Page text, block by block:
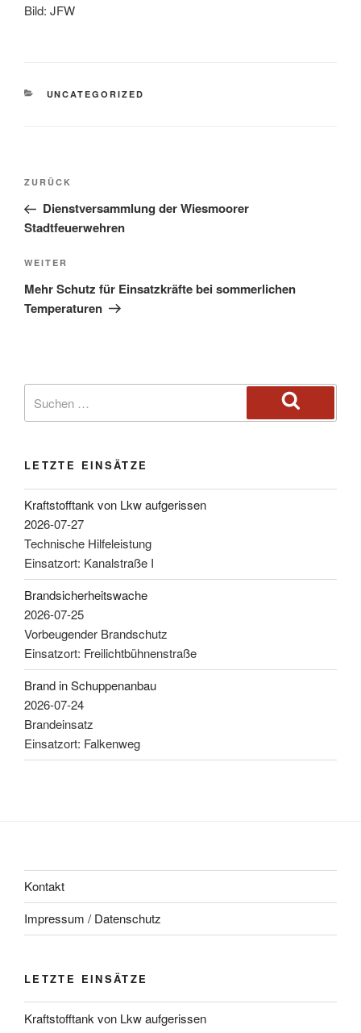
Bild: JFW
UNCATEGORIZED
ZURÜCK
Dienstversammlung der Wiesmoorer
Stadtfeuerwehren
WEITER
Mehr Schutz für Einsatzkräfte bei sommerlichen
Temperaturen
LETZTE EINSÄTZE
Kraftstofftank von Lkw aufgerissen
2026-07-27
Technische Hilfeleistung
Einsatzort: Kanalstraße I
Brandsicherheitswache
2026-07-25
Vorbeugender Brandschutz
Einsatzort: Freilichtbühnenstraße
Brand in Schuppenanbau
2026-07-24
Brandeinsatz
Einsatzort: Falkenweg
Kontakt
Impressum / Datenschutz
LETZTE EINSÄTZE
Kraftstofftank von Lkw aufgerissen